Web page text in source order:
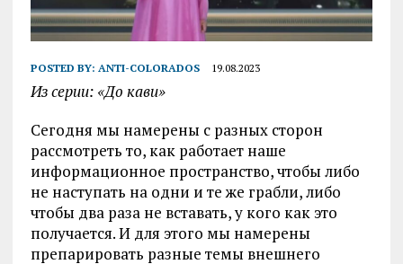
POSTED BY: ANTI-COLORADOS 19.08.2023
Из серии: «До кави»
Сегодня мы намерены с разных сторон
рассмотреть то, как работает наше
информационное пространство, чтобы либо
не наступать на одни и те же грабли, либо
чтобы два раза не вставать, у кого как это
получается. И для этого мы намерены
препарировать разные темы внешнего